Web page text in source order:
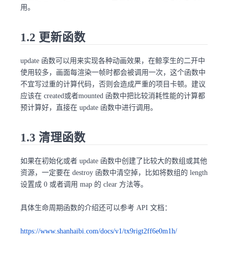
用。
1.2 更新函数
update 函数可以用来实现各种动画效果，在鲸孪生的二开中
使用较多，画面每渲染一帧时都会被调用一次，这个函数中
不宜写过重的计算代码，否则会造成严重的项目卡顿。建议
应该在 created或者mounted 函数中把比较消耗性能的计算都
预计算好，直接在 update 函数中进行调用。
1.3 清理函数
如果在初始化或者 update 函数中创建了比较大的数组或其他
资源，一定要在 destroy 函数中清空掉，比如将数组的 length
设置成 0 或者调用 map 的 clear 方法等。
具体生命周期函数的介绍还可以参考 API 文档：
https://www.shanhaibi.com/docs/v1/tx9rigt2ff6e0m1h/